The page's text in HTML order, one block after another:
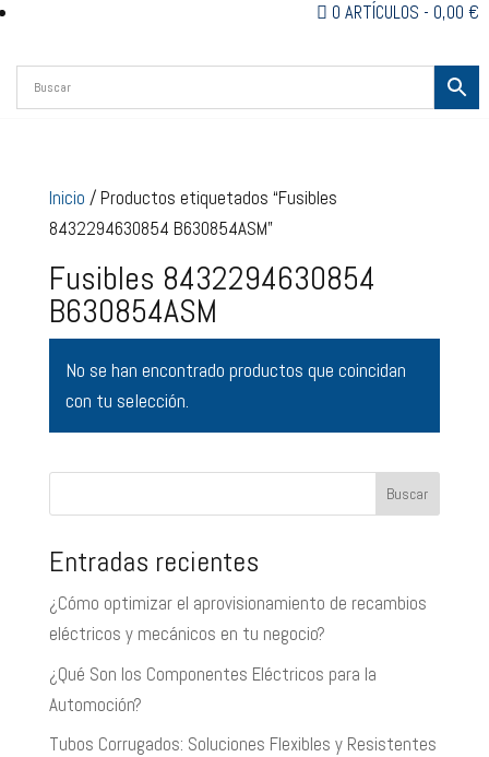
0 ARTÍCULOS
0,00 €
Inicio / Productos etiquetados “Fusibles
8432294630854 B630854ASM”
Fusibles 8432294630854
B630854ASM
No se han encontrado productos que coincidan
con tu selección.
Buscar
Entradas recientes
¿Cómo optimizar el aprovisionamiento de recambios
eléctricos y mecánicos en tu negocio?
¿Qué Son los Componentes Eléctricos para la
Automoción?
Tubos Corrugados: Soluciones Flexibles y Resistentes